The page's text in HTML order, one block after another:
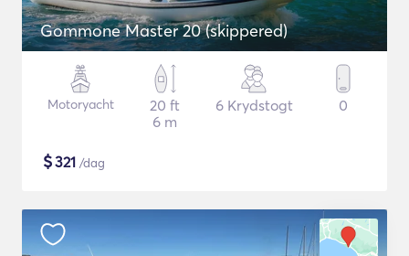
Gommone Master 20 (skippered)
Motoryacht
20 ft
6 m
6 Krydstogt 0
$321 /dag